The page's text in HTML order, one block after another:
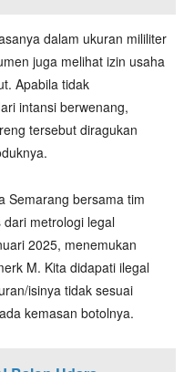
dalam ukuran mililiter
juga melihat izin usaha
Apabila tidak
intansi berwenang,
tersebut diragukan
Semarang bersama tim
metrologi legal
2025, menemukan
M. Kita didapati ilegal
isinya tidak sesuai
kemasan botolnya.